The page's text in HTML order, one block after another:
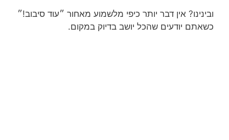
ובינינו? אין דבר יותר כיפי מלשמוע מאחור ״עוד סיבוב!״
כשאתם יודעים שהכל יושב בדיוק במקום.